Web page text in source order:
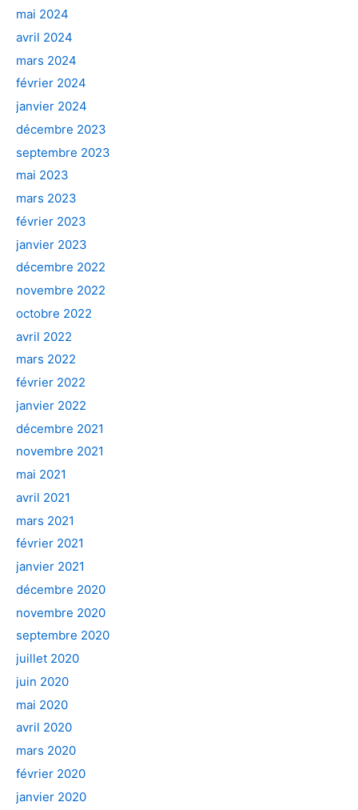
mai 2024
avril 2024
mars 2024
février 2024
janvier 2024
décembre 2023
septembre 2023
mai 2023
mars 2023
février 2023
janvier 2023
décembre 2022
novembre 2022
octobre 2022
avril 2022
mars 2022
février 2022
janvier 2022
décembre 2021
novembre 2021
mai 2021
avril 2021
mars 2021
février 2021
janvier 2021
décembre 2020
novembre 2020
septembre 2020
juillet 2020
juin 2020
mai 2020
avril 2020
mars 2020
février 2020
janvier 2020